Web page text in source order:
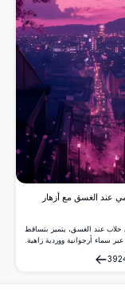
عند الغسق مع أزهار
خلاب عند الغسق، يتميز بتساقط
عبر سماء أرجوانية ووردية زاهية.
شارعاً طويلاً يمتد نحو الأفق